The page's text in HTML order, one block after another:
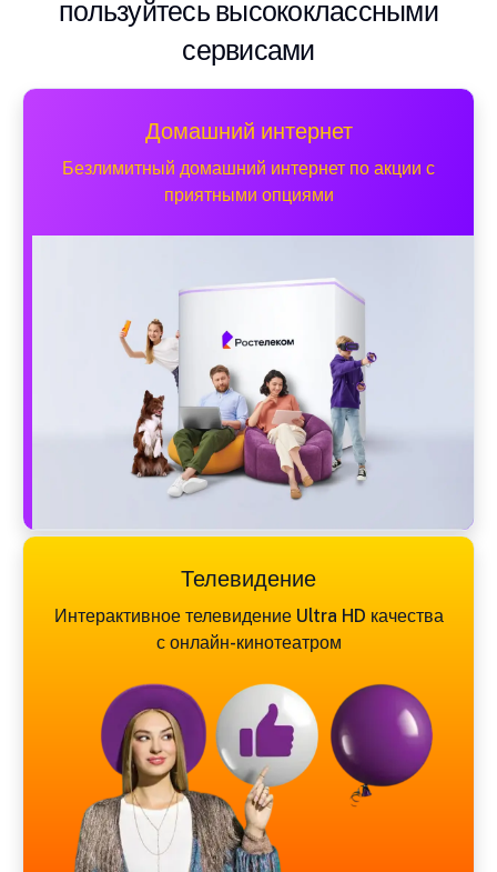
пользуйтесь высококлассными
сервисами
Домашний интернет
Безлимитный домашний интернет по акции с
приятными опциями
Телевидение
Интерактивное телевидение Ultra HD качества
с онлайн-кинотеатром